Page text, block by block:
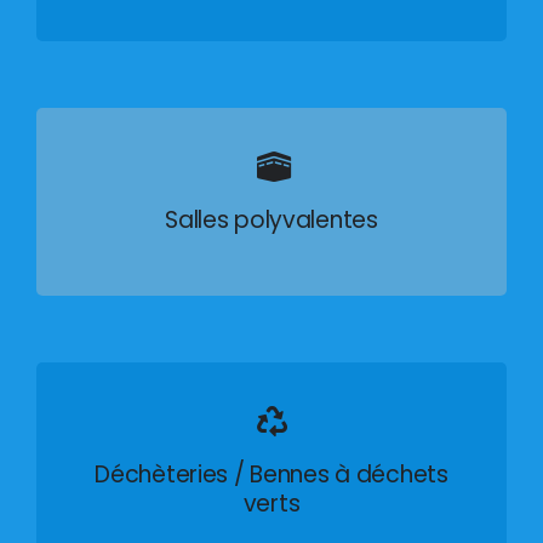
Salles polyvalentes
Déchèteries / Bennes à déchets
verts